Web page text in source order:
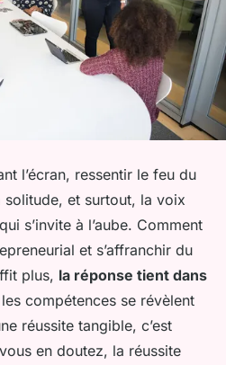
l’écran, ressentir le feu du
et surtout, la voix
s’invite à l’aube. Comment
et s’affranchir du
plus, la réponse tient dans
compétences se révèlent
réussite tangible, c’est
en doutez, la réussite